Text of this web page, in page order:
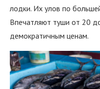
лодки. Их улов по
Впечатляют туши от 20
демократичным ценам.